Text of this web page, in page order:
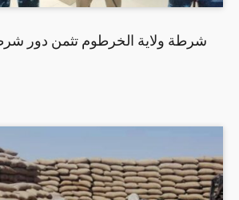
شرطة ولاية الخرطوم تثمن دور